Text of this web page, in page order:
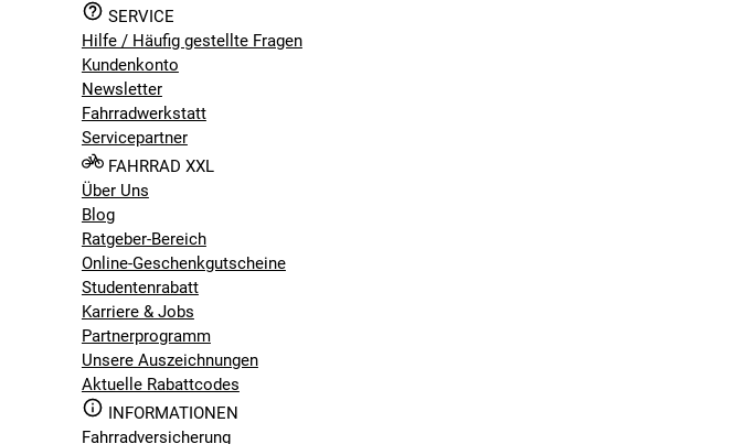
SERVICE
Hilfe / Häufig gestellte Fragen
Kundenkonto
Newsletter
Fahrradwerkstatt
Servicepartner
FAHRRAD XXL
Über Uns
Blog
Ratgeber-Bereich
Online-Geschenkgutscheine
Studentenrabatt
Karriere & Jobs
Partnerprogramm
Unsere Auszeichnungen
Aktuelle Rabattcodes
INFORMATIONEN
Fahrradversicherung